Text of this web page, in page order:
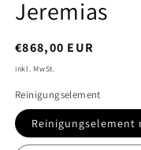
Jeremias
,
€868,00 EUR
inkl. MwSt.
Reinigungselement
Reinigungselement